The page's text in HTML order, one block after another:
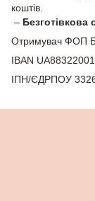
коштів.
– Безготівкова
Отримувач ФОП
IBAN
ІПН/ЄДРПОУ